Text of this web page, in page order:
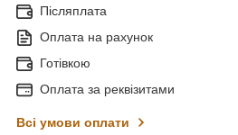
Післяплата
Оплата на рахунок
Готівкою
Оплата за реквізитами
Всі умови оплати